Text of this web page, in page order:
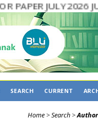
PAPER JULY
SEARCH CURRENT
Home >Search >